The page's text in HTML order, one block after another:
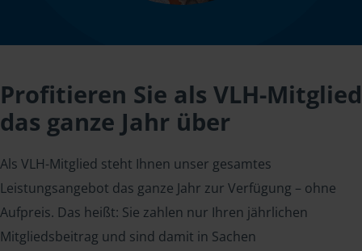
Profitieren Sie als VLH-Mitglied
das ganze Jahr über
Als VLH-Mitglied steht Ihnen unser gesamtes
Leistungsangebot das ganze Jahr zur Verfügung – ohne
Aufpreis. Das heißt: Sie zahlen nur Ihren jährlichen
Mitgliedsbeitrag und sind damit in Sachen